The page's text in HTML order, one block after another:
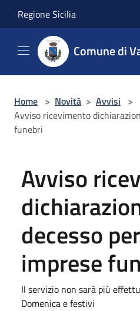
Regione Sicilia
Comune di
Home > Novità > Avvisi >
Avviso ricevimento
funebri
Avviso
decesso
imprese
Il servizio non sarà più
Domenica e festivi